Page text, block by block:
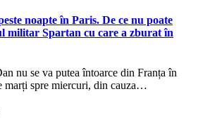
noapte în Paris. De ce nu poate
militar Spartan cu care a zburat în
nu se va putea întoarce din Franța în
marți spre miercuri, din cauza…